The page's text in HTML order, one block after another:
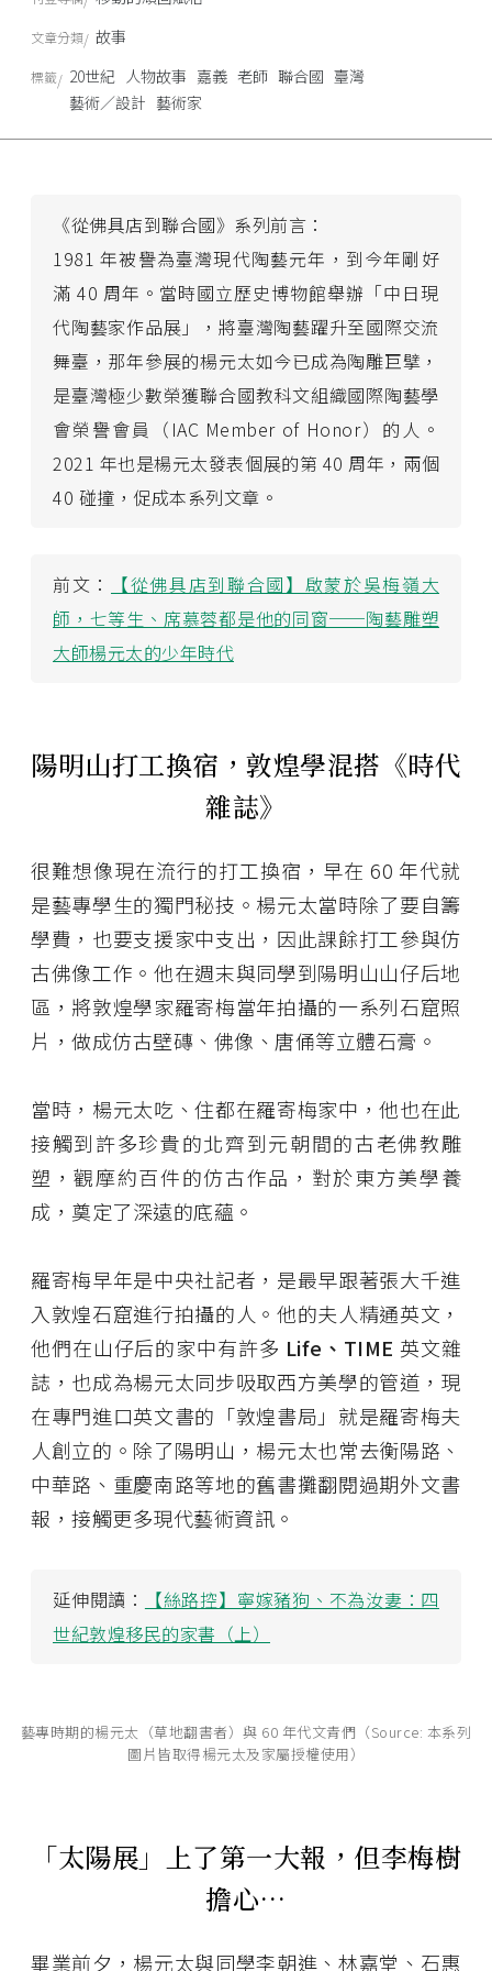
《從佛具店到聯合國》系列前言：
1981 年被譽為臺灣現代陶藝元年，到今年剛好
滿 40 周年。當時國立歷史博物館舉辦「中日現
代陶藝家作品展」，將臺灣陶藝躍升至國際交流
舞臺，那年參展的楊元太如今已成為陶雕巨擘，
是臺灣極少數榮獲聯合國教科文組織國際陶藝學
會榮譽會員（IAC Member of Honor）的人。
2021 年也是楊元太發表個展的第 40 周年，兩個
40 碰撞，促成本系列文章。
前文：
【從佛具店到聯合國】啟蒙於吳梅嶺大
師，七等生、席慕蓉都是他的同窗──陶藝雕塑
大師楊元太的少年時代
陽明山打工換宿，敦煌學混搭《時代
雜誌》
很難想像現在流行的打工換宿，早在 60 年代就
是藝專學生的獨門秘技。楊元太當時除了要自籌
學費，也要支援家中支出，因此課餘打工參與仿
古佛像工作。他在週末與同學到陽明山山仔后地
區，將敦煌學家羅寄梅當年拍攝的一系列石窟照
片，做成仿古壁磚、佛像、唐俑等立體石膏。
當時，楊元太吃、住都在羅寄梅家中，他也在此
接觸到許多珍貴的北齊到元朝間的古老佛教雕
塑，觀摩約百件的仿古作品，對於東方美學養
成，奠定了深遠的底蘊。
羅寄梅早年是中央社記者，是最早跟著張大千進
入敦煌石窟進行拍攝的人。他的夫人精通英文，
他們在山仔后的家中有許多 Life、TIME 英文雜
誌，也成為楊元太同步吸取西方美學的管道，現
在專門進口英文書的「敦煌書局」就是羅寄梅夫
人創立的。除了陽明山，楊元太也常去衡陽路、
中華路、重慶南路等地的舊書攤翻閱過期外文書
報，接觸更多現代藝術資訊。
延伸閱讀：
【絲路控】寧嫁豬狗、不為汝妻：四
世紀敦煌移民的家書（上）
藝專時期的楊元太（草地翻書者）與 60 年代文青們（Source: 本系列
圖片皆取得楊元太及家屬授權使用）
「太陽展」上了第一大報，但李梅樹
擔心…
畢業前夕，楊元太與同學李朝進、林嘉堂、石惠
文章分類 故事
標籤 20世紀 人物故事 嘉義 老師 聯合國 臺灣
藝術／設計 藝術家